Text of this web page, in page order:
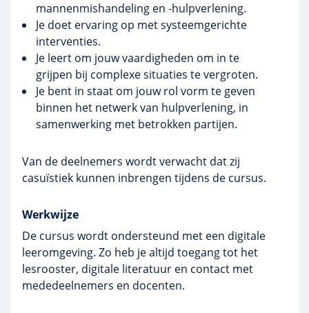
mannenmishandeling en -hulpverlening.
Je doet ervaring op met systeemgerichte
interventies.
Je leert om jouw vaardigheden om in te
grijpen bij complexe situaties te vergroten.
Je bent in staat om jouw rol vorm te geven
binnen het netwerk van hulpverlening, in
samenwerking met betrokken partijen.
Van de deelnemers wordt verwacht dat zij
casuïstiek kunnen inbrengen tijdens de cursus.
Werkwijze
De cursus wordt ondersteund met een digitale
leeromgeving. Zo heb je altijd toegang tot het
lesrooster, digitale literatuur en contact met
mededeelnemers en docenten.